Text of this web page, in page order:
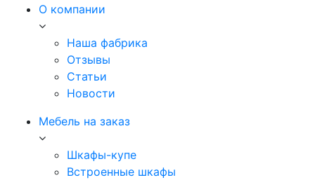
О компании
Наша фабрика
Отзывы
Статьи
Новости
Мебель на заказ
Шкафы-купе
Встроенные шкафы